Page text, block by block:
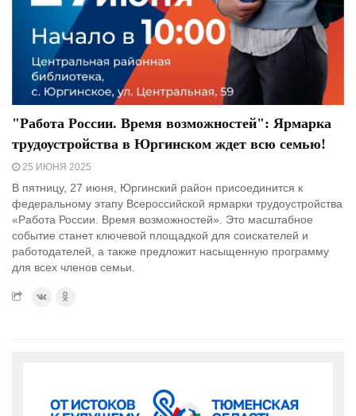
"Работа России. Время возможностей": Ярмарка
трудоустройства в Юргинском ждет всю семью!
25 ИЮНЯ 2025
В пятницу, 27 июня, Юргинский район присоединится к
федеральному этапу Всероссийской ярмарки трудоустройства
«Работа России. Время возможностей». Это масштабное
событие станет ключевой площадкой для соискателей и
работодателей, а также предложит насыщенную программу
для всех членов семьи.